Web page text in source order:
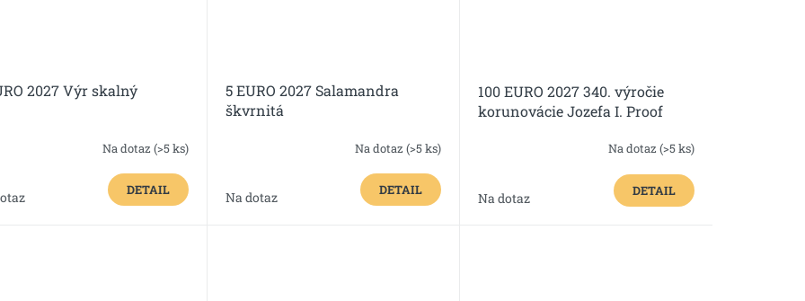
2027 Výr skalný
Na dotaz (>5 ks)
DETAIL
5 EURO 2027 Salamandra
škvrnitá
Na dotaz (>5 ks)
Na dotaz DETAIL
100 EURO 2027 340. výročie
korunovácie Jozefa I. Proof
Na dotaz (>5 ks)
Na dotaz DETAIL